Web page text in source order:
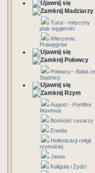
Madziarzy
Turul - mityczny
ptak węgierski
Wierzenia
Prawęgrów
Połowcy
Połowcy - Baba
Stadnicy
Rzym
August - Pontifex
Maximus
Boskość cesarzy
Eneida
Hellenizacji religii
rzymskiej
Janus
Kaligula i Żydzi